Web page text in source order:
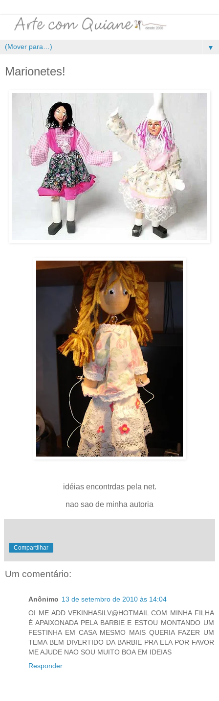
▼
Marionetes!
idéias encontrdas pela net.
nao sao de minha autoria
Compartilhar
Um comentário:
Anônimo 13 de setembro de 2010 às 14:04
OI ME ADD VEKINHASILV@HOTMAIL.COM MINHA FILHA
É APAIXONADA PELA BARBIE E ESTOU MONTANDO UM
FESTINHA EM CASA MESMO MAIS QUERIA FAZER UM
TEMA BEM DIVERTIDO DA BARBIE PRA ELA POR FAVOR
ME AJUDE NAO SOU MUITO BOA EM IDEIAS
Responder